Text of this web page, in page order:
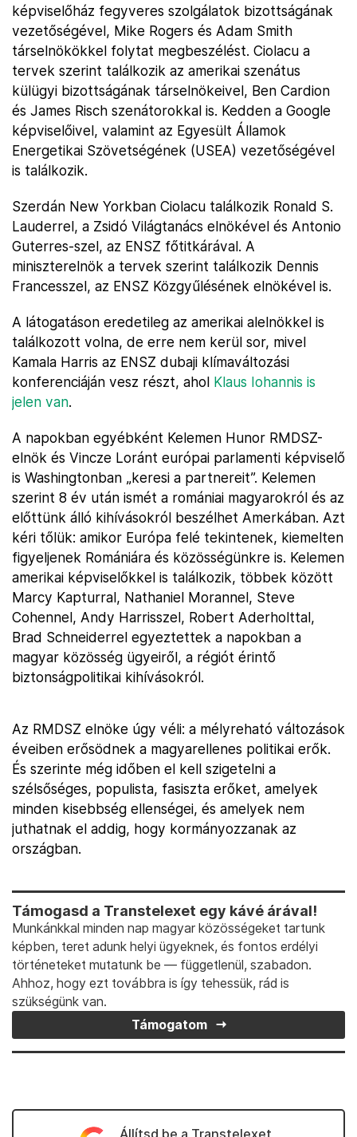
képviselőház fegyveres szolgálatok bizottságának
vezetőségével, Mike Rogers és Adam Smith
társelnökökkel folytat megbeszélést. Ciolacu a
tervek szerint találkozik az amerikai szenátus
külügyi bizottságának társelnökeivel, Ben Cardion
és James Risch szenátorokkal is. Kedden a Google
képviselőivel, valamint az Egyesült Államok
Energetikai Szövetségének (USEA) vezetőségével
is találkozik.
Szerdán New Yorkban Ciolacu találkozik Ronald S.
Lauderrel, a Zsidó Világtanács elnökével és Antonio
Guterres-szel, az ENSZ főtitkárával. A
miniszterelnök a tervek szerint találkozik Dennis
Francesszel, az ENSZ Közgyűlésének elnökével is.
A látogatáson eredetileg az amerikai alelnökkel is
találkozott volna, de erre nem kerül sor, mivel
Kamala Harris az ENSZ dubaji klímaváltozási
konferenciáján vesz részt, ahol Klaus Iohannis is
jelen van.
A napokban egyébként Kelemen Hunor RMDSZ-
elnök és Vincze Loránt európai parlamenti képviselő
is Washingtonban „keresi a partnereit”. Kelemen
szerint 8 év után ismét a romániai magyarokról és az
előttünk álló kihívásokról beszélhet Amerkában. Azt
kéri tőlük: amikor Európa felé tekintenek, kiemelten
figyeljenek Romániára és közösségünkre is. Kelemen
amerikai képviselőkkel is találkozik, többek között
Marcy Kapturral, Nathaniel Morannel, Steve
Cohennel, Andy Harrisszel, Robert Aderholttal,
Brad Schneiderrel egyeztettek a napokban a
magyar közösség ügyeiről, a régiót érintő
biztonságpolitikai kihívásokról.
Az RMDSZ elnöke úgy véli: a mélyreható változások
éveiben erősödnek a magyarellenes politikai erők.
És szerinte még időben el kell szigetelni a
szélsőséges, populista, fasiszta erőket, amelyek
minden kisebbség ellenségei, és amelyek nem
juthatnak el addig, hogy kormányozzanak az
országban.
Támogasd a Transtelexet egy kávé árával!
Munkánkkal minden nap magyar közösségeket tartunk
képben, teret adunk helyi ügyeknek, és fontos erdélyi
történeteket mutatunk be — függetlenül, szabadon.
Ahhoz, hogy ezt továbbra is így tehessük, rád is
szükségünk van.
Támogatom
Állítsd be a Transtelexet